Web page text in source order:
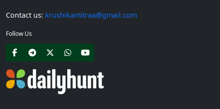
Contact us: krushikamitraa@gmail.com
Follow Us